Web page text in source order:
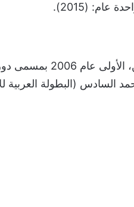
عام: (2015).
فاز الرجاء بلقب البطولة العربية للأندية في
الملك محمد السادس (البطولة العربية